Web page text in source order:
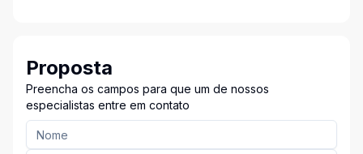
Proposta
Preencha os campos para que um de nossos
especialistas entre em contato